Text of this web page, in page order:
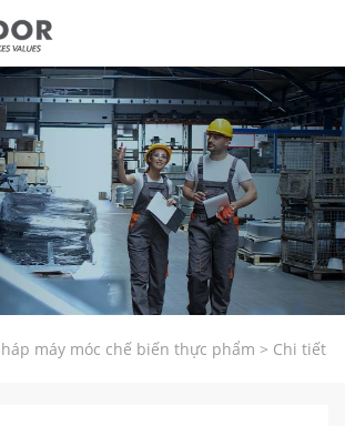
máy móc chế biến thực phẩm > Chi tiết